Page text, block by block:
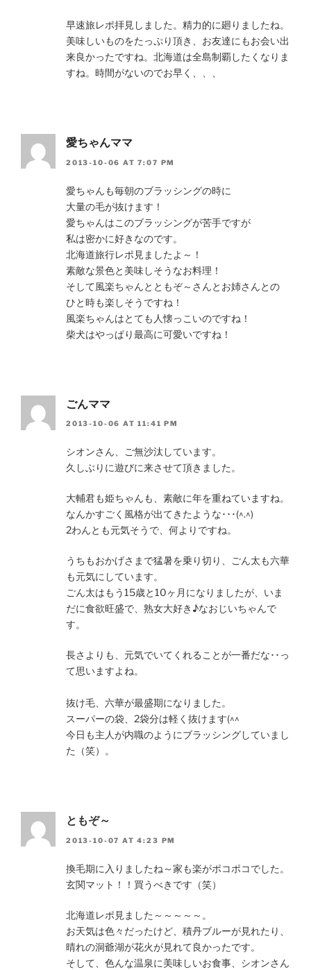
早速旅レポ拝見しました。精力的に廻りましたね。
美味しいものをたっぷり頂き、お友達にもお会い出
来良かったですね。北海道は全島制覇したくなりま
すね。時間がないのでお早く、、、
愛ちゃんママ
2013-10-06 AT 7:07 PM
愛ちゃんも毎朝のブラッシングの時に
大量の毛が抜けます！
愛ちゃんはこのブラッシングが苦手ですが
私は密かに好きなのです。
北海道旅行レポ見ましたよ～！
素敵な景色と美味しそうなお料理！
そして風楽ちゃんとともぞ～さんとお姉さんとの
ひと時も楽しそうですね！
風楽ちゃんはとても人懐っこいのですね！
柴犬はやっぱり最高に可愛いですね！
ごんママ
2013-10-06 AT 11:41 PM
シオンさん、ご無沙汰しています。
久しぶりに遊びに来させて頂きました。
大輔君も姫ちゃんも、素敵に年を重ねていますね。
なんかすごく風格が出てきたような･･･(^.^)
2わんとも元気そうで、何よりですね。
うちもおかげさまで猛暑を乗り切り、ごん太も六華
も元気にしています。
ごん太はもう15歳と10ヶ月になりましたが、いま
だに食欲旺盛で、熟女大好き♪なおじいちゃんで
す。
長さよりも、元気でいてくれることが一番だな･･っ
て思いますよね。
抜け毛、六華が最盛期になりました。
スーパーの袋、2袋分は軽く抜けます(^^ゞ
今日も主人が内職のようにブラッシングしていまし
た（笑）。
ともぞ～
2013-10-07 AT 4:23 PM
換毛期に入りましたね～家も楽がポコポコでした。
玄関マット！！買うべきです（笑）
北海道レポ見ました～～～～～。
お天気は色々だったけど、積丹ブルーが見れたり、
晴れの洞爺湖が花火が見れて良かったです。
そして、色んな温泉に美味しいお食事、シオンさん